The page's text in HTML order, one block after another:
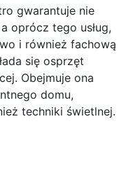
gwarantuje nie
oprócz tego usług,
i również fachową
się osprzęt
Obejmuje ona
domu,
techniki świetlnej.